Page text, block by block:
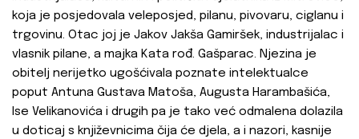
koja je posjedovala veleposjed, pilanu, pivovaru, ciglanu i
trgovinu. Otac joj je Jakov Jakša Gamiršek, industrijalac i
vlasnik pilane, a majka Kata rođ. Gašparac. Njezina je
obitelj nerijetko ugošćivala poznate intelektualce
poput Antuna Gustava Matoša, Augusta Harambašića,
Ise Velikanovića i drugih pa je tako već odmalena dolazila
u doticaj s književnicima čija će djela, a i nazori, kasnije